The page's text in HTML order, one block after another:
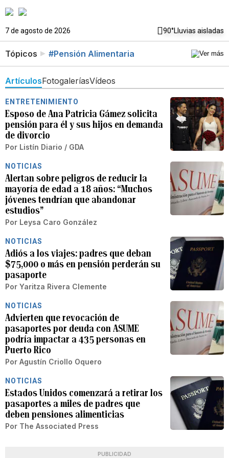
7 de agosto de 2026 90°Lluvias aisladas
Tópicos #Pensión Alimentaria
ArtículosFotogaleríasVídeos
ENTRETENIMIENTO
Esposo de Ana Patricia Gámez solicita
pensión para él y sus hijos en demanda
de divorcio
Por Listín Diario / GDA
NOTICIAS
Alertan sobre peligros de reducir la
mayoría de edad a 18 años: “Muchos
jóvenes tendrían que abandonar
estudios”
Por Leysa Caro González
NOTICIAS
Adiós a los viajes: padres que deban
$75,000 o más en pensión perderán su
pasaporte
Por Yaritza Rivera Clemente
NOTICIAS
Advierten que revocación de
pasaportes por deuda con ASUME
podría impactar a 435 personas en
Puerto Rico
Por Agustín Criollo Oquero
NOTICIAS
Estados Unidos comenzará a retirar los
pasaportes a miles de padres que
deben pensiones alimenticias
Por The Associated Press
PUBLICIDAD